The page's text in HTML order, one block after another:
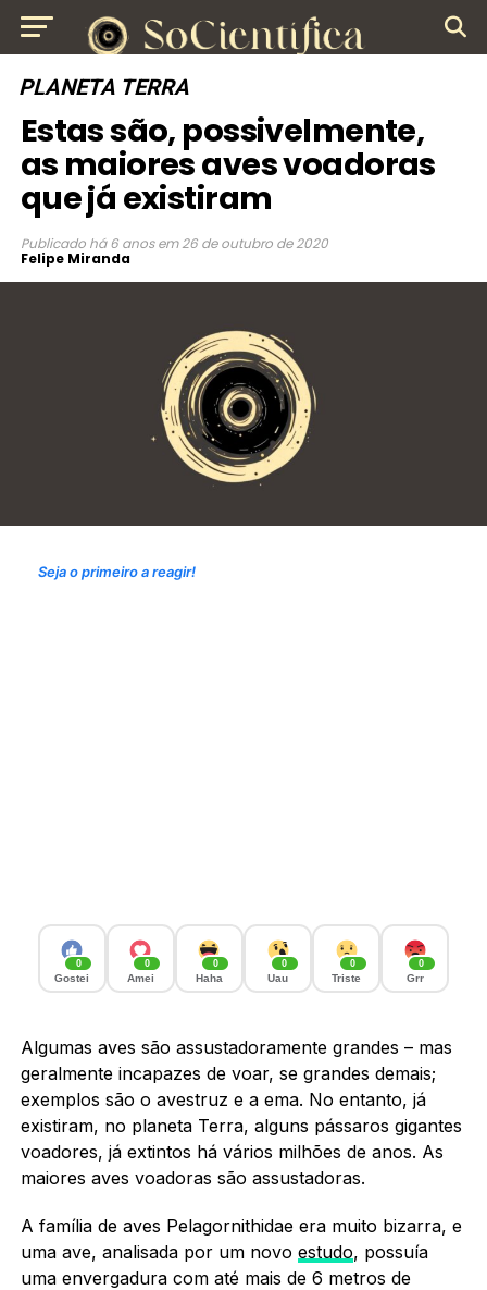
PLANETA TERRA
Estas são, possivelmente,
as maiores aves voadoras
que já existiram
Publicado há 6 anos em 26 de outubro de 2020
Felipe Miranda
Seja o primeiro a reagir!
0
Gostei
0
Amei
0
Haha
0
Uau
0
Triste
0
Grr
Algumas aves são assustadoramente grandes – mas
geralmente incapazes de voar, se grandes demais;
exemplos são o avestruz e a ema. No entanto, já
existiram, no planeta Terra, alguns pássaros gigantes
voadores, já extintos há vários milhões de anos. As
maiores aves voadoras são assustadoras.
A família de aves Pelagornithidae era muito bizarra, e
uma ave, analisada por um novo estudo, possuía
uma envergadura com até mais de 6 metros de